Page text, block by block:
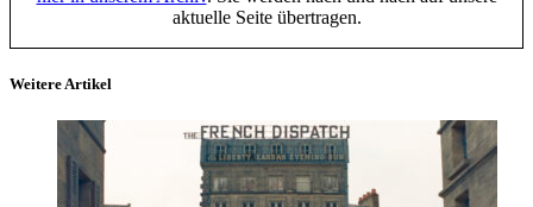
aktuelle Seite übertragen.
Weitere Artikel